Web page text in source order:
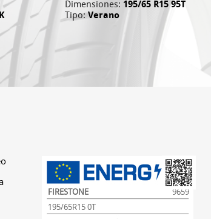
Dimensiones: 195/65 R15 95T
Tipo:Verano
FIRESTONE
9659
195/65R15 0T